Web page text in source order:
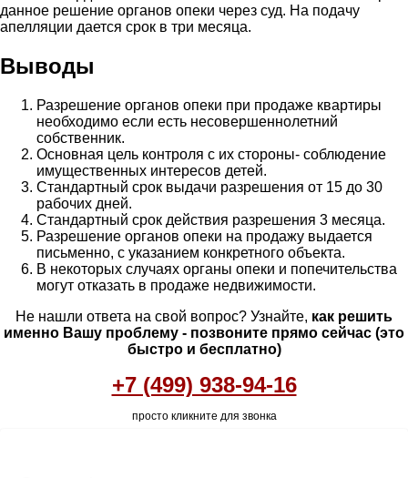
данное решение органов опеки через суд. На подачу
апелляции дается срок в три месяца.
Выводы
Разрешение органов опеки при продаже квартиры
необходимо если есть несовершеннолетний
собственник.
Основная цель контроля с их стороны- соблюдение
имущественных интересов детей.
Стандартный срок выдачи разрешения от 15 до 30
рабочих дней.
Стандартный срок действия разрешения 3 месяца.
Разрешение органов опеки на продажу выдается
письменно, с указанием конкретного объекта.
В некоторых случаях органы опеки и попечительства
могут отказать в продаже недвижимости.
Не нашли ответа на свой вопрос? Узнайте, как решить
именно Вашу проблему - позвоните прямо сейчас (это
быстро и бесплатно)
+7 (499) 938-94-16
просто кликните для звонка